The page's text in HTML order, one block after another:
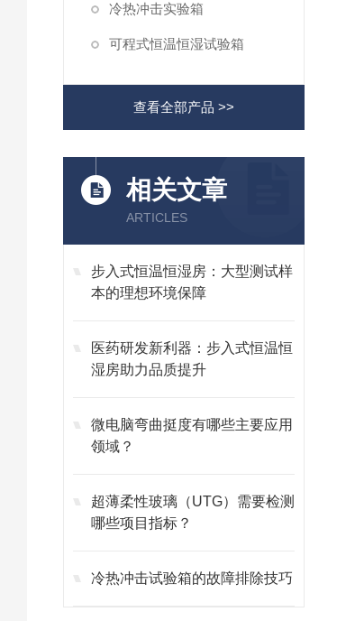
冷热冲击实验箱
可程式恒温恒湿试验箱
查看全部产品 >>
相关文章
ARTICLES
步入式恒温恒湿房：大型测试样
本的理想环境保障
医药研发新利器：步入式恒温恒
湿房助力品质提升
微电脑弯曲挺度有哪些主要应用
领域？
超薄柔性玻璃（UTG）需要检测
哪些项目指标？
冷热冲击试验箱的故障排除技巧